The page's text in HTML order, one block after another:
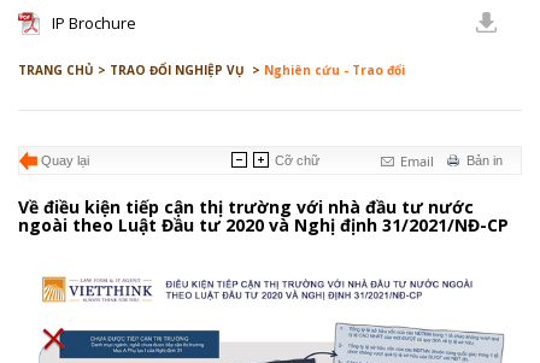
IP Brochure
TRANG CHỦ > TRAO ĐỔI NGHIỆP VỤ > Nghiên cứu - Trao đổi
Quay lại Bản in
Email
Cỡ chữ
Về điều kiện tiếp cận thị trường với nhà đầu tư nước
ngoài theo Luật Đầu tư 2020 và Nghị định 31/2021/NĐ-CP